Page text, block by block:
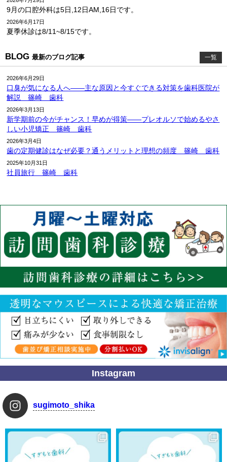
9月の口腔外科は5日,12日AM,16日です。
2026年6月17日
夏季休診は8/11~8/15です。
BLOG 最新のブログ記事 一覧
2026年6月29日
口臭が気になる人へ――主な原因と今すぐできる対策を歯科医院が
解説 篠崎 歯科
2026年3月13日
新学期前の今がチャンス！早めが得策――プレオルソで始めるやさ
しい小児矯正 篠崎 歯科
2026年3月4日
歯の定期健診はなぜ必要？通うメリットと理想の頻度 篠崎 歯科
2025年10月31日
社員旅行 篠崎 歯科
Instagram
sugimoto_shika